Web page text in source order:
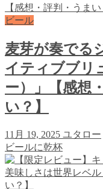
ビール
麦芽が奏でる
イティブブリ
ー）」【感想
い？】
11月 19, 2025 ユタロー
ビールに乾杯